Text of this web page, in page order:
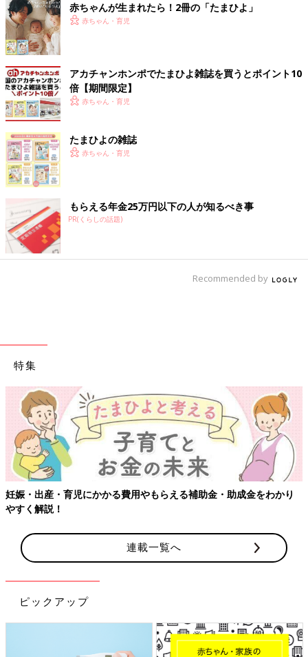
席の隠れ家を作りましょう。懐中電灯やライトを持ち込むだけ
で、秘密基地となります。
子どもたちは大喜びで、自分たちの基地づくりに取り組むでしょ
う。少し目先を変えるだけで、家の中でも楽しい遊び場となりま
す。多分その日は『基地で寝る!』と言い出します。1日ぐらいで
あれば、挑戦させてみてはどうでしょうか。子どもなりの初めて
のお泊まり気分です。夏らしく少しダイナミックな活動や遊び
を、親子でして欲しいと思います。
また室内であれば、ゲームや携帯、YouTubeなど動画やビデオと
いう選択肢もあります。
もちろんこれらもうまく活用して欲しいと思います。ただし全て
をこれらだけに頼るのは、少し避けて欲しいです。これら映像系
のものは一方的な情報や映像の提供です。終わりもありません
し、それ以上の発展も子どもだけでは難しいです。
大切なのはバランスだと思います。1時間動画を見たら、同じ時
間親子で遊んだり、関わったり。それ以外の遊びや活動、お出か
でもワクワクしそうです。
（取材・文／酒井範子、たまひよONLINE編集部）
※文中のコメントは「たまひよ」アプリユーザーから集めた体験
談を再編集したものです。
※記事の内容は2024年6月の情報で、現在と異なる場合がありま
す。
小崎恭弘さん
赤ちゃんが生まれたら！2冊の「たまひよ」
赤ちゃん・育児
アカチャンホンポでたまひよ雑誌を買うとポイント10
倍【期間限定】
赤ちゃん・育児
たまひよの雑誌
赤ちゃん・育児
もらえる年金25万円以下の人が知るべき事
PR(くらしの話題)
Recommended by
特集
妊娠・出産・育児にかかる費用やもらえる補助金・助成金をわかり
やすく解説！
連載一覧へ
ピックアップ